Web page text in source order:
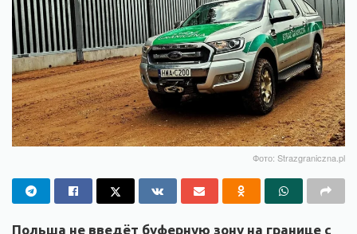
Фото: Strazgraniczna.pl
Польша не введёт буферную зону на границе с